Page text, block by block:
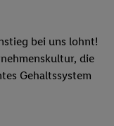
bei uns lohnt!
die
Gehaltssystem